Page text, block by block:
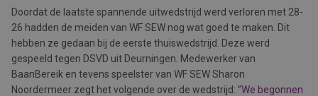
Doordat de laatste spannende uitwedstrijd werd verloren met 28-
26 hadden de meiden van WF SEW nog wat goed te maken. Dit
hebben ze gedaan bij de eerste thuiswedstrijd. Deze werd
gespeeld tegen DSVD uit Deurningen. Medewerker van
BaanBereik en tevens speelster van WF SEW Sharon
Noordermeer zegt het volgende over de wedstrijd: ”We begonnen